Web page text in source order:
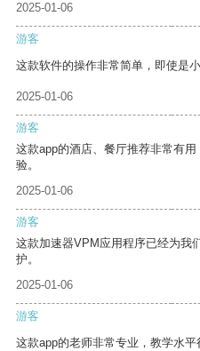
2025-01-06
游客
这款软件的操作非常简单，即使是
2025-01-06
游客
这款app的酒店、餐厅推荐非常有
验。
2025-01-06
游客
这款加速器VPM应用程序已经为我
护。
2025-01-06
游客
这款app的老师非常专业，教学水平